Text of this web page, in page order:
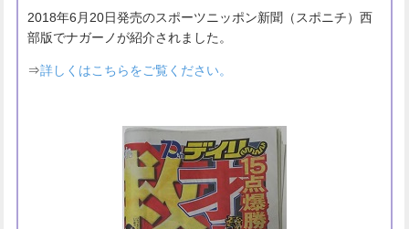
2018年6月20日発売のスポーツニッポン新聞（スポニチ）西
部版でナガーノが紹介されました。
⇒詳しくはこちらをご覧ください。